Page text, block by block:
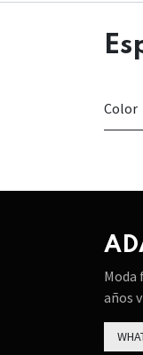
Color
Moda
años